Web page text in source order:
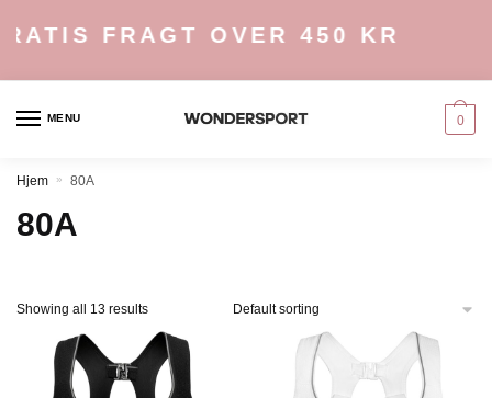
FRAGT OVER 450 KR
MENU 0
Hjem » 80A
80A
Showing all 13 results